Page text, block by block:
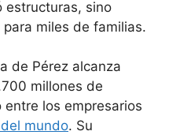
estructuras, sino
miles de familias.
de Pérez alcanza
millones de
los empresarios
mundo. Su